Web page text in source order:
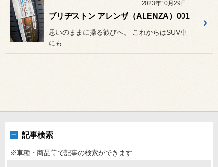
2023年10月29日
ブリヂストン アレンザ（ALENZA）001
思いのままに操る歓びへ。 これからはSUV車
にも
記事検索
※車種・商品等で記事の検索ができます